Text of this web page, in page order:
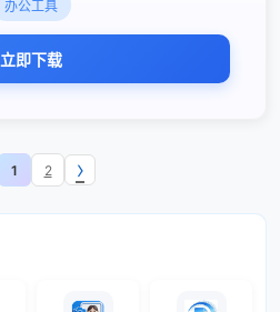
办公工具
立即下载
1 2 ›